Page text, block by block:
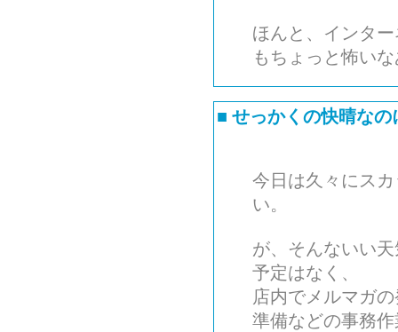
ほんと、インタ
もちょっと怖い
■ せっかくの快晴なの
今日は久々にス
い。
が、そんないい
予定はなく、
店内でメルマガ
準備などの事務